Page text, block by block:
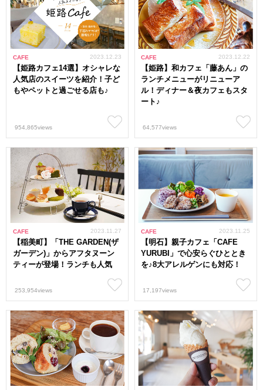
CAFE
【姫路カフェ14選】オシャレな
人気店のスイーツを紹介！子ど
もやペットと過ごせる店も♪
2023.12.23
954,865views
CAFE
【姫路】和カフェ「藤あん」の
ランチメニューがリニューア
ル！ディナー＆夜カフェもスタ
ート♪
2023.12.22
64,577views
CAFE
【稲美町】「THE GARDEN(ザ
ガーデン)」からアフタヌーン
ティーが登場！ランチも人気
2023.11.27
253,954views
CAFE
【明石】親子カフェ「CAFE
YURUBI」で心安らぐひととき
を♪8大アレルゲンにも対応！
2023.11.25
17,197views